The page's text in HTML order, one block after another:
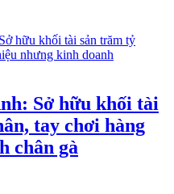
Sở hữu khối tài
tay chơi hàng
chân gà